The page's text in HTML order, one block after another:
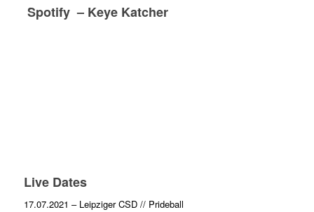
Spotify – Keye Katcher
Live Dates
17.07.2021 – Leipziger CSD // Prideball